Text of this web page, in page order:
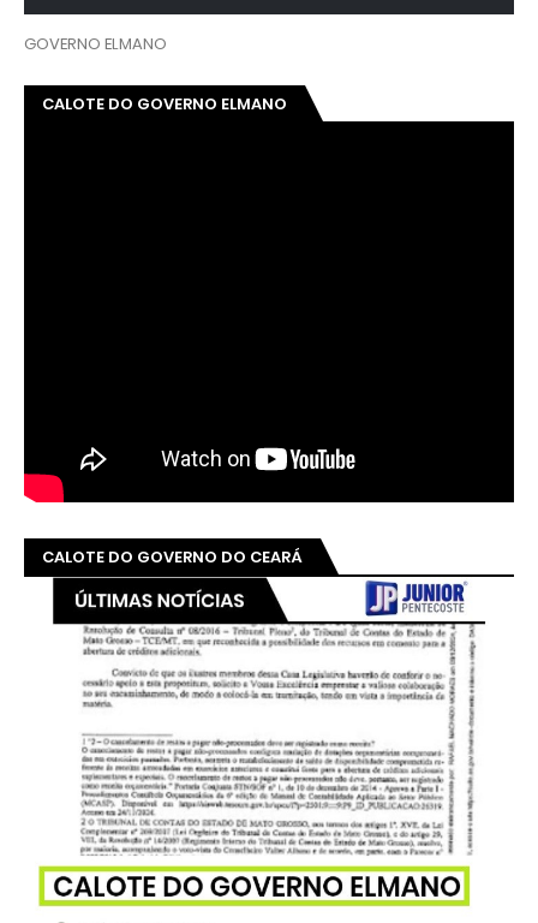
GOVERNO ELMANO
CALOTE DO GOVERNO ELMANO
CALOTE DO GOVERNO DO CEARÁ